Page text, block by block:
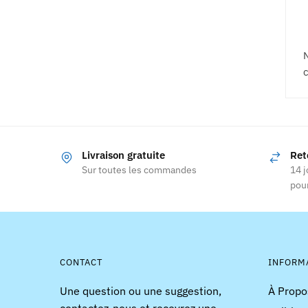
Livraison gratuite
Sur toutes les commandes
14
CONTACT
Une question ou une suggestion,
À